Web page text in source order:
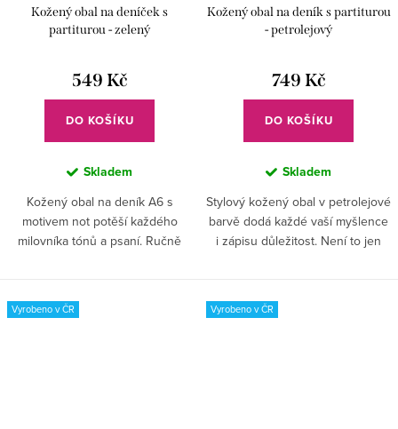
Kožený obal na deníček s
partiturou - zelený
549 Kč
DO KOŠÍKU
Skladem
Kožený obal na deník A6 s
motivem not potěší každého
milovníka tónů a psaní. Ručně
stane se vaším oblíbeným...
Kožený obal na deník s partiturou
- petrolejový
749 Kč
DO KOŠÍKU
Skladem
Stylový kožený obal v petrolejové
barvě dodá každé vaší myšlence
i zápisu důležitost. Není to jen
inspirovat k psaní i po...
Vyrobeno v ČR Vyrobeno v ČR